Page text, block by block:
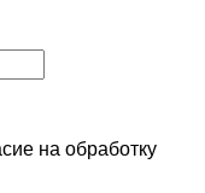
на обработку